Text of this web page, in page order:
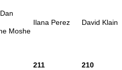
David Klain
Ilana Perez
Moshe
210
211